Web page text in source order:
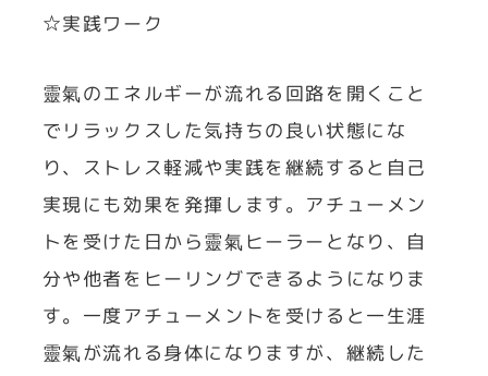
☆実践ワーク
靈氣のエネルギーが流れる回路を開くこと
でリラックスした気持ちの良い状態にな
り、ストレス軽減や実践を継続すると自己
実現にも効果を発揮します。アチューメン
トを受けた日から靈氣ヒーラーとなり、自
分や他者をヒーリングできるようになりま
す。一度アチューメントを受けると一生涯
靈氣が流れる身体になりますが、継続した